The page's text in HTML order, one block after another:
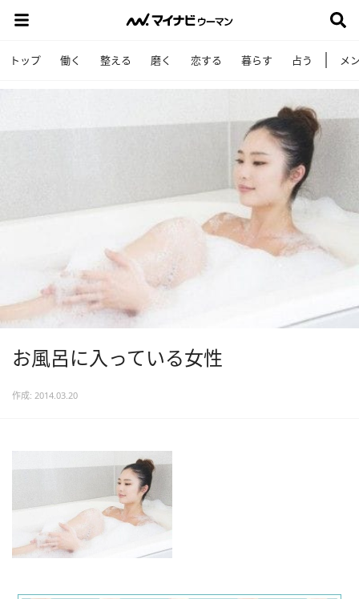
トップ 働く 整える 磨く 恋する 暮らす 占う メ
お風呂に入っている女性
作成: 2014.03.20